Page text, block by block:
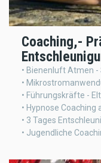
Coaching,-
• Bienenluft Atmen
•
• Führungskräfte -
• Hypnose Coaching
• 3 Tages
• Jugendliche